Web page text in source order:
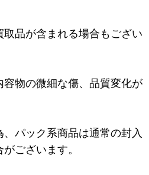
品が含まれる場合もござい
物の微細な傷、品質変化が
パック系商品は通常の封入
ございます。